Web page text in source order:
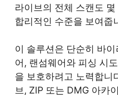
라이브의 전체 스캔도
합리적인 수준을 보여줍
이 솔루션은 단순히 바
어, 랜섬웨어와 피싱 시
을 보호하려고 노력합니
브, ZIP 또는 DMG 아카